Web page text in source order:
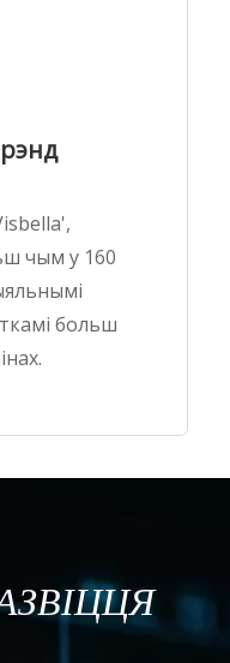
чым у 160
больш